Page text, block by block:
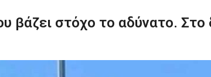
βάζει στόχο το αδύνατο. Στο